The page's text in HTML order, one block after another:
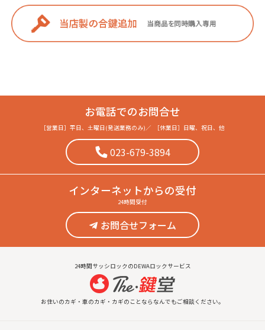
お電話でのお問合せ
［営業日］ 平日、土曜日(発送業務のみ) ／ ［休業日］ 日曜、祝日、他
023-679-3894
インターネットからの受付
24時間受付
お問合せフォーム
24時間サッシロックのDEWAロックサービス
お住いのカギ・車のカギ・カギのことならなんでもご相談ください。